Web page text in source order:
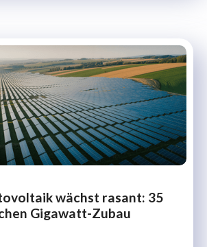
wächst rasant: 35
Gigawatt-Zubau